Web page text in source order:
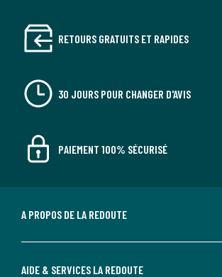
RETOURS GRATUITS ET RAPIDES
30 JOURS POUR CHANGER D'AVIS
PAIEMENT 100% SÉCURISÉ
A PROPOS DE LA REDOUTE
AIDE & SERVICES LA REDOUTE